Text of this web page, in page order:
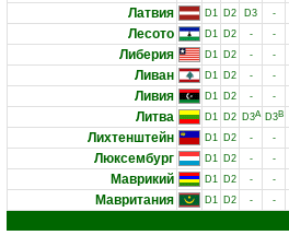
Латвия D1 D2 D3 -
Лесото D1 D2 - -
Либерия D1 D2 - -
Ливан D1 D2 - -
Ливия D1 D2 - -
Литва D1 D2 D3A D3B
Лихтенштейн D1 D2 - -
Люксембург D1 D2 - -
Маврикий D1 D2 - -
Мавритания D1 D2 - -